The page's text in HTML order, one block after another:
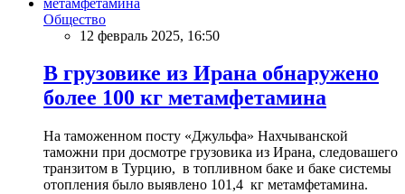
Общество
12 февраль 2025, 16:50
В грузовике из Ирана обнаружено
более 100 кг метамфетамина
На таможенном посту «Джульфа» Нахчыванской
таможни при досмотре грузовика из Ирана, следовашего
транзитом в Турцию, в топливном баке и баке системы
отопления было выявлено 101,4 кг метамфетамина.